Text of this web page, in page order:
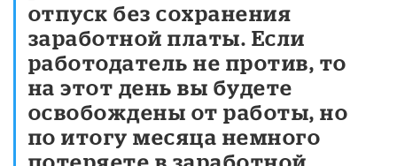
отпуск без сохранения
заработной платы. Если
работодатель не против, то
на этот день вы будете
освобождены от работы, но
по итогу месяца немного
потеряете в заработной